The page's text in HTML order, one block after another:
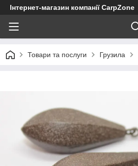
Інтернет-магазин компанії CarpZone
Товари та послуги Грузила